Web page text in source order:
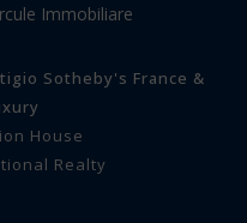
Immobiliare
Sotheby's France &
House
Realty